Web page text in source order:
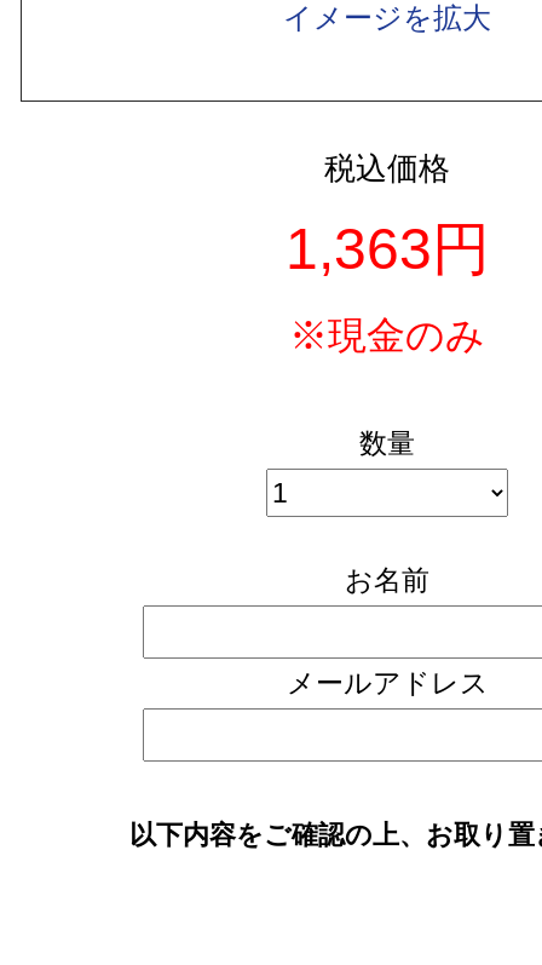
イメージを拡大
税込価格
1,363円
※現金のみ
数量
お名前
メールアドレス
以下内容をご確認の上、お取り